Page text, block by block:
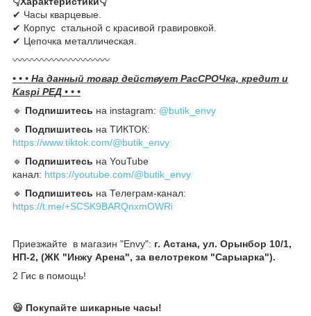
✔ Часы кварцевые.
✔ Корпус стальной с красивой гравировкой.
✔ Цепочка металлическая.
〰️〰️〰️〰️〰️〰️〰️〰️〰️〰️
• • • На данный товар действует РасСРОЧка, кредит и
Kaspi РЕД • • •
🔹️ Подпишитесь на instagram: @butik_envy
🔹️ Подпишитесь на ТИКТОК:
https://www.tiktok.com/@butik_envy
🔹️ Подпишитесь на YouTube
канал: https://youtube.com/@butik_envy
🔹️ Подпишитесь на Телеграм-канал:
https://t.me/+SCSK9BARQnxmOWRi
Приезжайте в магазин "Envy": г. Астана, ул. Орынбор 10/1,
НП-2, (ЖК "Инжу Арена", за велотреком "Сарыарка").
2 Гис в помощь!
😃 Покупайте шикарные часы!